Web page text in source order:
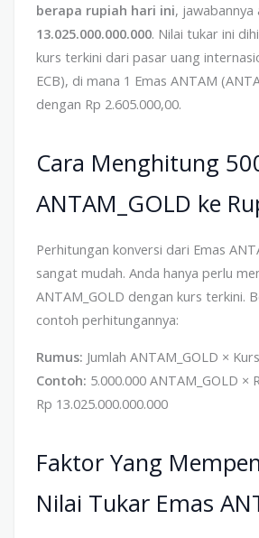
berapa rupiah hari ini, jawabannya
13.025.000.000.000. Nilai tukar ini
kurs terkini dari pasar uang
ECB), di mana 1 Emas ANTAM
dengan Rp 2.605.000,00.
Cara Menghitung
ANTAM_GOLD ke
Perhitungan konversi dari Emas
sangat mudah. Anda hanya perlu
ANTAM_GOLD dengan kurs terkini.
contoh perhitungannya:
Rumus: Jumlah ANTAM_GOLD ×
Contoh: 5.000.000 ANTAM_GOLD ×
Rp 13.025.000.000.000
Faktor Yang
Nilai Tukar Emas